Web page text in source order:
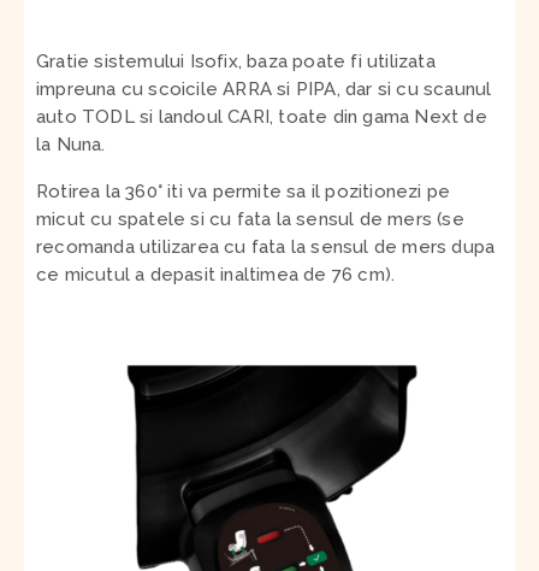
Gratie sistemului Isofix, baza poate fi utilizata
impreuna cu scoicile ARRA si PIPA, dar si cu scaunul
auto TODL si landoul CARI, toate din gama Next de
la Nuna.
Rotirea la 360° iti va permite sa il pozitionezi pe
micut cu spatele si cu fata la sensul de mers (se
recomanda utilizarea cu fata la sensul de mers dupa
ce micutul a depasit inaltimea de 76 cm).